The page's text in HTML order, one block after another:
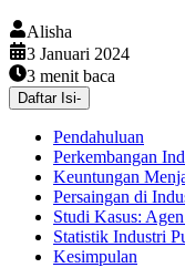
Alisha
3 Januari 2024
3 menit baca
Daftar Isi-
Pendahuluan
Perkembangan
Keuntungan
Persaingan di
Studi Kasus:
Statistik Industri
Kesimpulan